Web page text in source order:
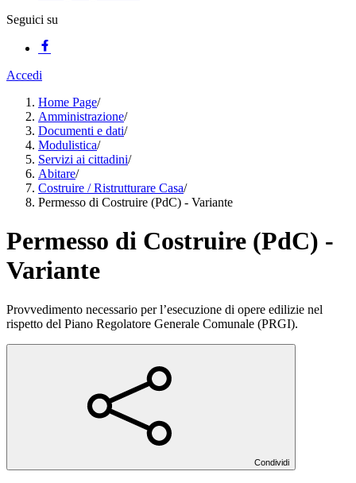
Seguici su
Accedi
Home Page/
Amministrazione/
Documenti e dati/
Modulistica/
Servizi ai cittadini/
Abitare/
Costruire / Ristrutturare Casa/
Permesso di Costruire (PdC) - Variante
Permesso di Costruire (PdC) -
Variante
Provvedimento necessario per l’esecuzione di opere edilizie nel
rispetto del Piano Regolatore Generale Comunale (PRGI).
Condividi